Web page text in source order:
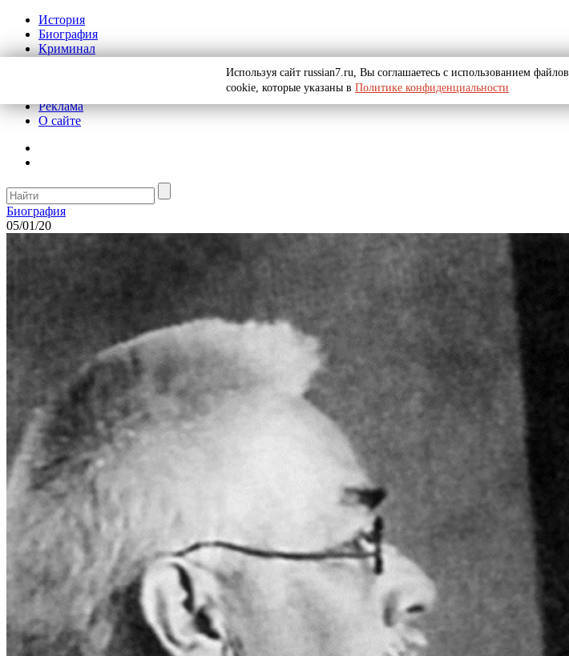
История
Биография
Криминал
Реклама
О сайте
Биография
05/01/20
Используя сайт russian7.ru, Вы соглашаетесь с использованием файлов
cookie, которые указаны в Политике конфиденциальности